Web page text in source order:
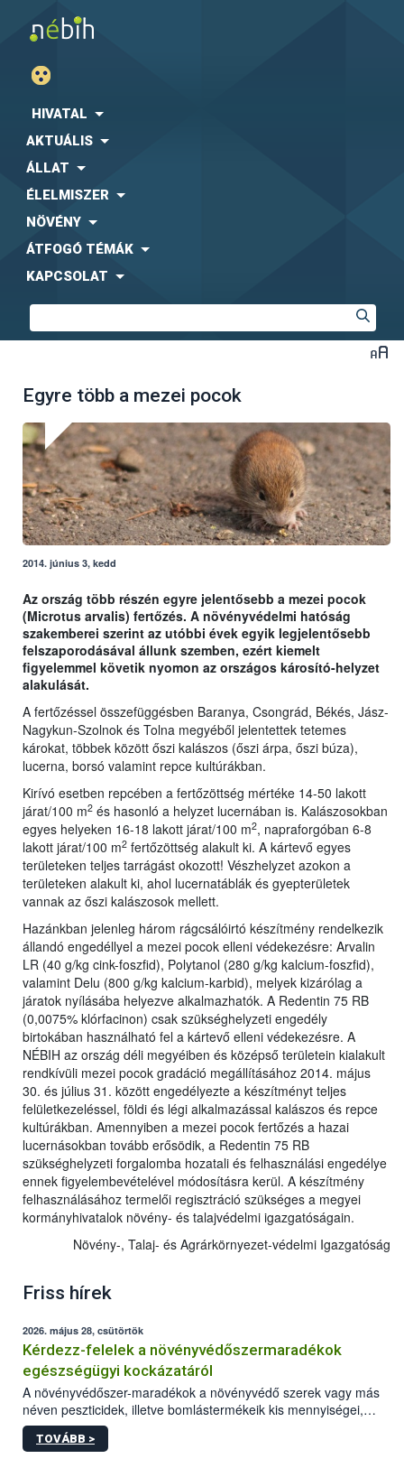
HIVATAL
AKTUÁLIS
ÁLLAT
ÉLELMISZER
NÖVÉNY
ÁTFOGÓ TÉMÁK
KAPCSOLAT
Egyre több a mezei pocok
2014. június 3, kedd
Az ország több részén egyre jelentősebb a mezei pocok
(Microtus arvalis) fertőzés. A növényvédelmi hatóság
szakemberei szerint az utóbbi évek egyik legjelentősebb
felszaporodásával állunk szemben, ezért kiemelt
figyelemmel követik nyomon az országos károsító-helyzet
alakulását.
A fertőzéssel összefüggésben Baranya, Csongrád, Békés, Jász-
Nagykun-Szolnok és Tolna megyéből jelentettek tetemes
károkat, többek között őszi kalászos (őszi árpa, őszi búza),
lucerna, borsó valamint repce kultúrákban.
Kirívó esetben repcében a fertőzöttség mértéke 14-50 lakott
járat/100 m2 és hasonló a helyzet lucernában is. Kalászosokban
egyes helyeken 16-18 lakott járat/100 m2, napraforgóban 6-8
lakott járat/100 m2 fertőzöttség alakult ki. A kártevő egyes
területeken teljes tarrágást okozott! Vészhelyzet azokon a
területeken alakult ki, ahol lucernatáblák és gyepterületek
vannak az őszi kalászosok mellett.
Hazánkban jelenleg három rágcsálóirtó készítmény rendelkezik
állandó engedéllyel a mezei pocok elleni védekezésre: Arvalin
LR (40 g/kg cink-foszfid), Polytanol (280 g/kg kalcium-foszfid),
valamint Delu (800 g/kg kalcium-karbid), melyek kizárólag a
járatok nyílásába helyezve alkalmazhatók. A Redentin 75 RB
(0,0075% klórfacinon) csak szükséghelyzeti engedély
birtokában használható fel a kártevő elleni védekezésre. A
NÉBIH az ország déli megyéiben és középső területein kialakult
rendkívüli mezei pocok gradáció megállításához 2014. május
30. és július 31. között engedélyezte a készítményt teljes
felületkezeléssel, földi és légi alkalmazással kalászos és repce
kultúrákban. Amennyiben a mezei pocok fertőzés a hazai
lucernásokban tovább erősödik, a Redentin 75 RB
szükséghelyzeti forgalomba hozatali és felhasználási engedélye
ennek figyelembevételével módosításra kerül. A készítmény
felhasználásához termelői regisztráció szükséges a megyei
kormányhivatalok növény- és talajvédelmi igazgatóságain.
Növény-, Talaj- és Agrárkörnyezet-védelmi Igazgatóság
Friss hírek
2026. május 28, csütörtök
Kérdezz-felelek a növényvédőszermaradékok
egészségügyi kockázatáról
A növényvédőszer-maradékok a növényvédő szerek vagy más
néven peszticidek, illetve bomlástermékeik kis mennyiségei,
melyek a terményekben vagy azok felületén a betakarítást,
szüretelést, illetve tárolást követően is megmaradhatnak. Az
TOVÁBB >